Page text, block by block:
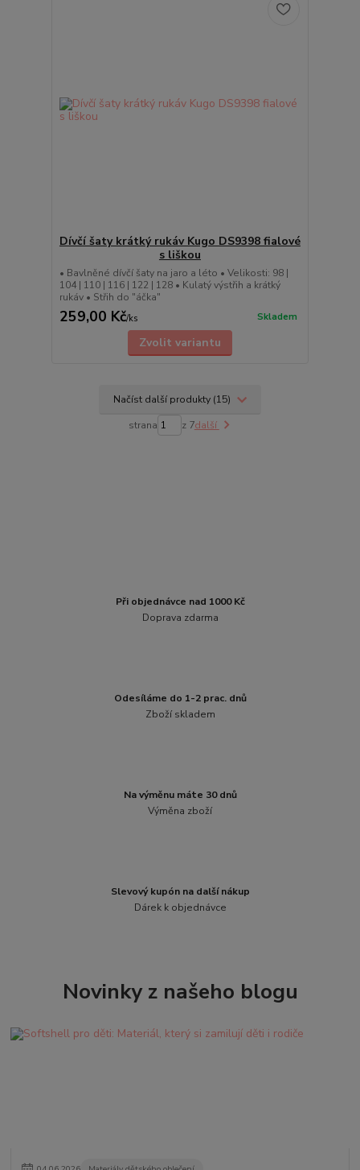
Dívčí šaty krátký rukáv Kugo DS9398 fialové
s liškou
• Bavlněné dívčí šaty na jaro a léto • Velikosti: 98 |
104 | 110 | 116 | 122 | 128 • Kulatý výstřih a krátký
rukáv • Střih do "áčka"
259,00 Kč/ks Skladem
Zvolit variantu
Načíst další produkty (15)
strana z 7další
Při objednávce nad 1000 Kč
Doprava zdarma
Odesíláme do 1-2 prac. dnů
Zboží skladem
Na výměnu máte 30 dnů
Výměna zboží
Slevový kupón na další nákup
Dárek k objednávce
Novinky z našeho blogu